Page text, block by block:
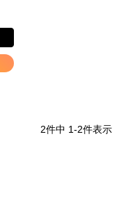
2件中 1-2件表示